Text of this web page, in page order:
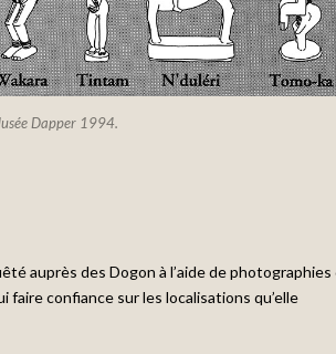
Dapper 1994.
auprès des Dogon à l’aide de photographies
confiance sur les localisations qu’elle